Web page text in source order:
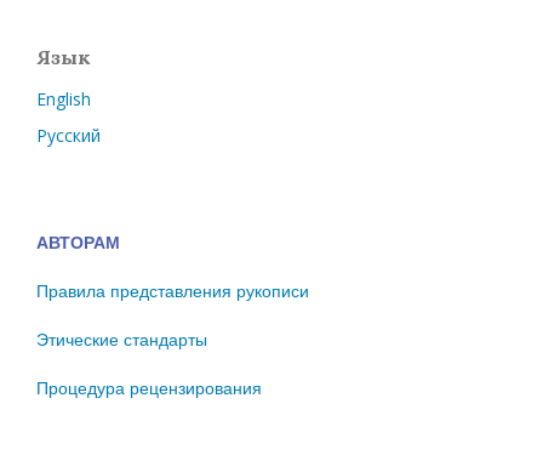
Язык
English
Русский
АВТОРАМ
Правила представления рукописи
Этические стандарты
Процедура рецензирования